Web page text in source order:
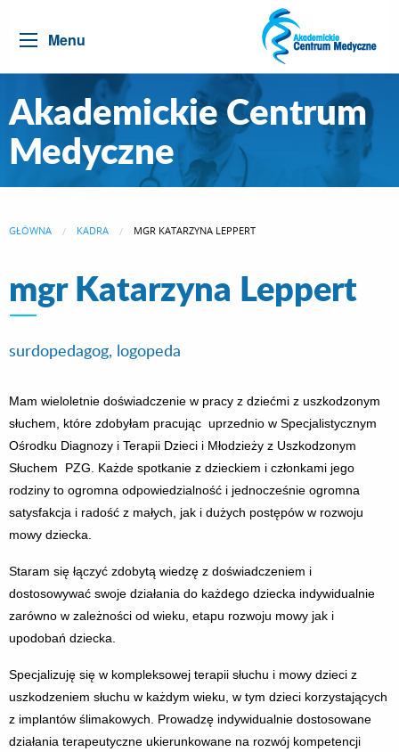
Menu
Akademickie Centrum
Medyczne
GŁÓWNA KADRA CURRENT:
MGR KATARZYNA LEPPERT
mgr Katarzyna Leppert
surdopedagog, logopeda
Mam wieloletnie doświadczenie w pracy z dziećmi z uszkodzonym
słuchem, które zdobyłam pracując uprzednio w Specjalistycznym
Ośrodku Diagnozy i Terapii Dzieci i Młodzieży z Uszkodzonym
Słuchem PZG. Każde spotkanie z dzieckiem i członkami jego
rodziny to ogromna odpowiedzialność i jednocześnie ogromna
satysfakcja i radość z małych, jak i dużych postępów w rozwoju
mowy dziecka.
Staram się łączyć zdobytą wiedzę z doświadczeniem i
dostosowywać swoje działania do każdego dziecka indywidualnie
zarówno w zależności od wieku, etapu rozwoju mowy jak i
upodobań dziecka.
Specjalizuję się w kompleksowej terapii słuchu i mowy dzieci z
uszkodzeniem słuchu w każdym wieku, w tym dzieci korzystających
z implantów ślimakowych. Prowadzę indywidualnie dostosowane
działania terapeutyczne ukierunkowane na rozwój kompetencji